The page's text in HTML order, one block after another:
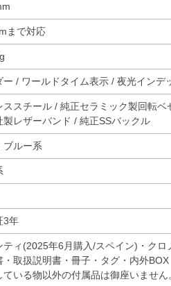
まで対応
ー / ワールドタイム表示 / 夜光インデ
ススチール / 純正セラミック製回転ベ
製レザーバンド / 純正SSバックル
ブルー系
3年
ティ(2025年6月購入/スペイン)・クロ
・取扱説明書・冊子・タグ・内外BOX
いる物以外の付属品は御座いません